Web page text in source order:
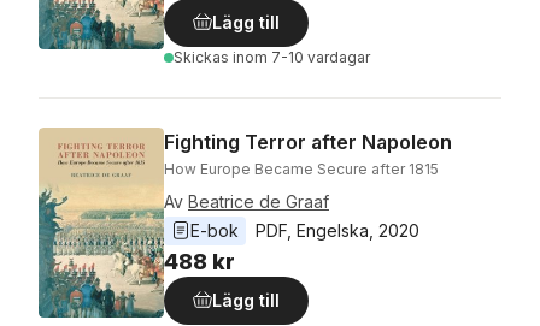
Lägg till
Skickas inom 7-10 vardagar
Fighting Terror after Napoleon
How Europe Became Secure after 1815
Av Beatrice de Graaf
E-bok
PDF Engelska 2020
488 kr
Lägg till